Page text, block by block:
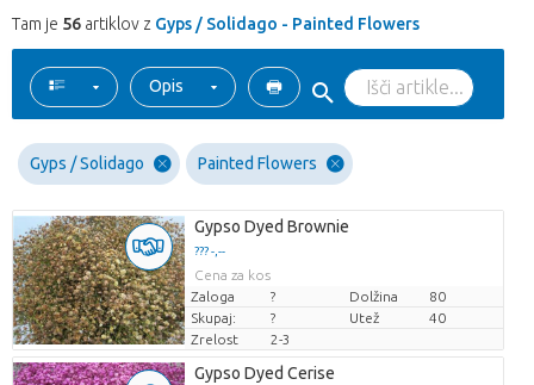
Tam je 56 artiklov z Gyps / Solidago - Painted Flowers
Opis
Gyps / Solidago Painted Flowers
Gypso Dyed Brownie
??? -,--
Cena za kos
Zaloga
? Dolžina
80
Skupaj:
? Utež
40
Zrelost
2-3
Gypso Dyed Cerise